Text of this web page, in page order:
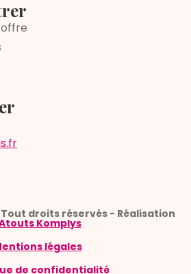
droits réservés - Réalisation
Komplys
légales
de confidentialité